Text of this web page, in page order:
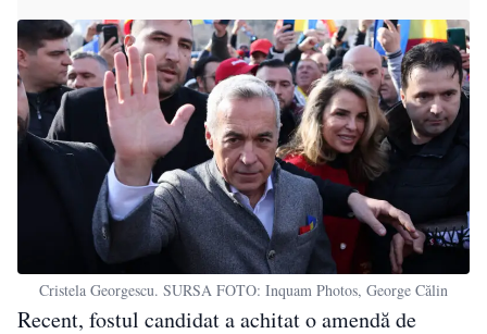
Cristela Georgescu. SURSA FOTO: Inquam Photos, George Călin
Recent, fostul candidat a achitat o amendă de